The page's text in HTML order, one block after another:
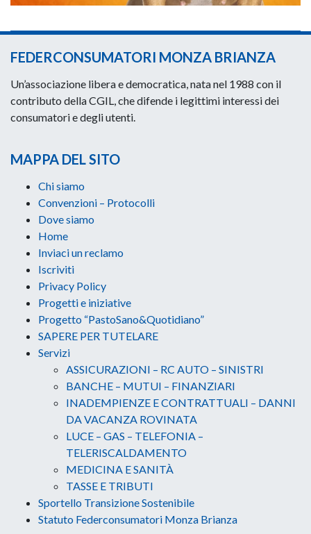
FEDERCONSUMATORI MONZA BRIANZA
Un’associazione libera e democratica, nata nel 1988 con il
contributo della CGIL, che difende i legittimi interessi dei
consumatori e degli utenti.
MAPPA DEL SITO
Chi siamo
Convenzioni – Protocolli
Dove siamo
Home
Inviaci un reclamo
Iscriviti
Privacy Policy
Progetti e iniziative
Progetto “PastoSano&Quotidiano”
SAPERE PER TUTELARE
Servizi
ASSICURAZIONI – RC AUTO – SINISTRI
BANCHE – MUTUI – FINANZIARI
INADEMPIENZE E CONTRATTUALI – DANNI
DA VACANZA ROVINATA
LUCE – GAS – TELEFONIA –
TELERISCALDAMENTO
MEDICINA E SANITÀ
TASSE E TRIBUTI
Sportello Transizione Sostenibile
Statuto Federconsumatori Monza Brianza